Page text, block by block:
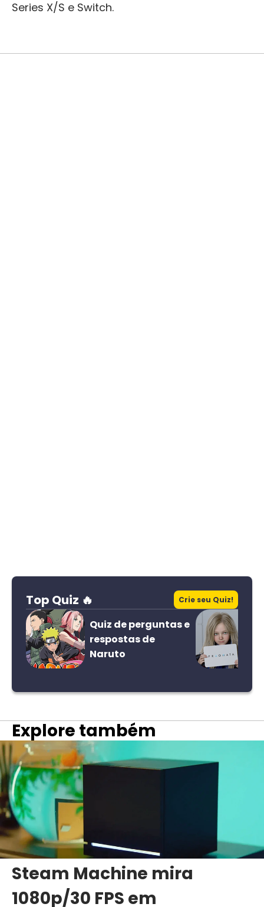
Series X/S e Switch.
Top Quiz 🔥 Crie seu Quiz!
Quiz de perguntas e
respostas de
Naruto
Explore também
Steam Machine mira
1080p/30 FPS em